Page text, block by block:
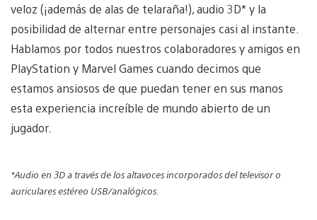
veloz (¡además de alas de telaraña!), audio 3D* y la
posibilidad de alternar entre personajes casi al instante.
Hablamos por todos nuestros colaboradores y amigos en
PlayStation y Marvel Games cuando decimos que
estamos ansiosos de que puedan tener en sus manos
esta experiencia increíble de mundo abierto de un
jugador.
*Audio en 3D a través de los altavoces incorporados del televisor o
auriculares estéreo USB/analógicos.